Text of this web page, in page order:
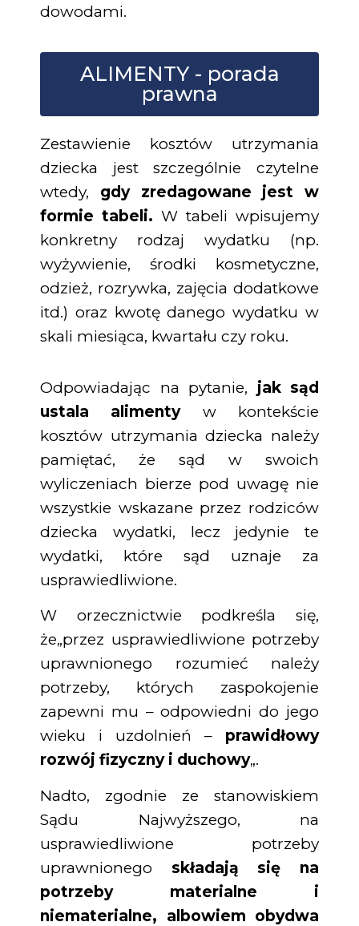
dowodami.
ALIMENTY - porada
prawna
Zestawienie kosztów utrzymania
dziecka jest szczególnie czytelne
wtedy, gdy zredagowane jest w
formie tabeli. W tabeli wpisujemy
konkretny rodzaj wydatku (np.
wyżywienie, środki kosmetyczne,
odzież, rozrywka, zajęcia dodatkowe
itd.) oraz kwotę danego wydatku w
skali miesiąca, kwartału czy roku.
Odpowiadając na pytanie, jak sąd
ustala alimentyw kontekście
kosztów utrzymania dziecka należy
pamiętać, że sąd w swoich
wyliczeniach bierze pod uwagę nie
wszystkie wskazane przez rodziców
dziecka wydatki, lecz jedynie te
wydatki, które sąd uznaje za
usprawiedliwione.
W orzecznictwie podkreśla się,
że„przez usprawiedliwione potrzeby
uprawnionego rozumieć należy
potrzeby, których zaspokojenie
zapewni mu – odpowiedni do jego
wieku i uzdolnień – prawidłowy
rozwój fizyczny i duchowy„.
Nadto, zgodnie ze stanowiskiem
Sądu Najwyższego, na
usprawiedliwione potrzeby
uprawnionego składają się na
potrzeby materialne i
niematerialne, albowiem obydwa